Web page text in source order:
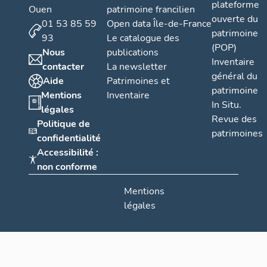
Ouen
01 53 85 59
93
Nous
contacter
Aide
Mentions
légales
Politique de
confidentialité
Accessibilité :
non conforme
patrimoine francilien
Open data Île-de-France
Le catalogue des
publications
La newsletter
Patrimoines et
Inventaire
plateforme
ouverte du
patrimoine
(POP)
Inventaire
général du
patrimoine
In Situ.
Revue des
patrimoines
Mentions
légales